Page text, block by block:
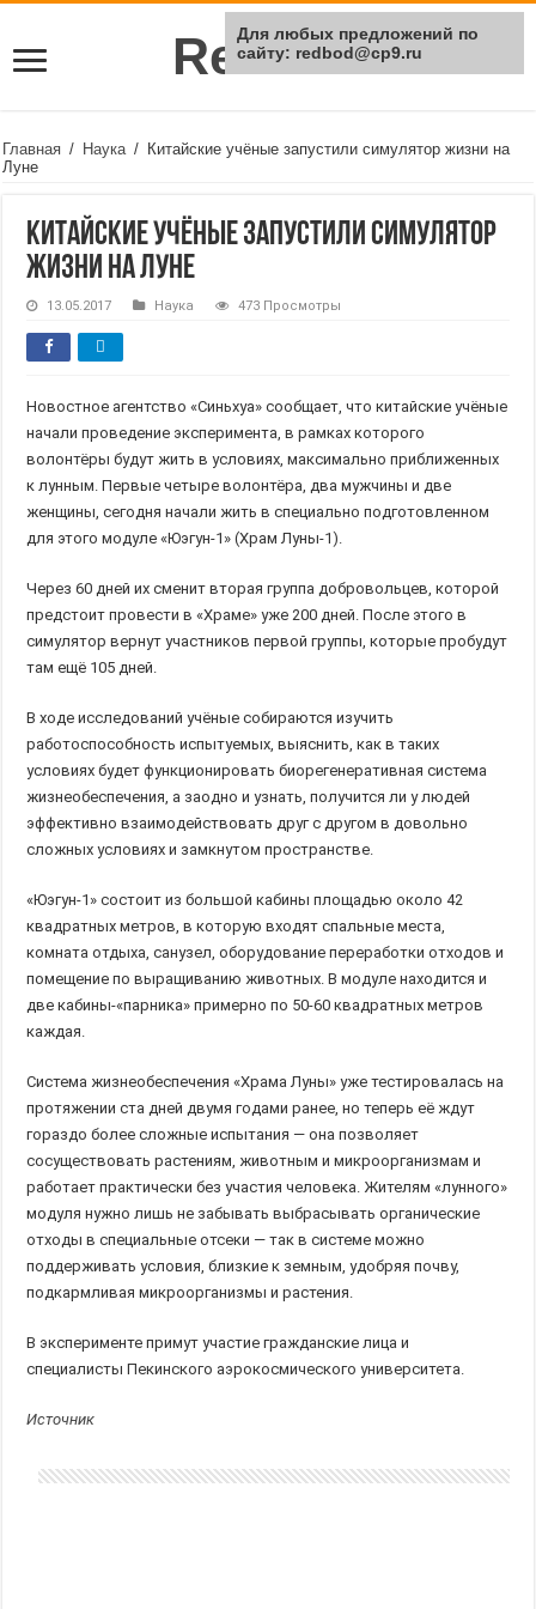
Rei Red
Главная / Наука / Китайские учёные запустили симулятор жизни на
Луне
Китайские учёные запустили симулятор
жизни на Луне
13.05.2017 Наука 473 Просмотры
Новостное агентство «Синьхуа» сообщает, что китайские учёные
начали проведение эксперимента, в рамках которого
волонтёры будут жить в условиях, максимально приближенных
к лунным. Первые четыре волонтёра, два мужчины и две
женщины, сегодня начали жить в специально подготовленном
для этого модуле «Юэгун-1» (Храм Луны-1).
Через 60 дней их сменит вторая группа добровольцев, которой
предстоит провести в «Храме» уже 200 дней. После этого в
симулятор вернут участников первой группы, которые пробудут
там ещё 105 дней.
В ходе исследований учёные собираются изучить
работоспособность испытуемых, выяснить, как в таких
условиях будет функционировать биорегенеративная система
жизнеобеспечения, а заодно и узнать, получится ли у людей
эффективно взаимодействовать друг с другом в довольно
сложных условиях и замкнутом пространстве.
«Юэгун-1» состоит из большой кабины площадью около 42
квадратных метров, в которую входят спальные места,
комната отдыха, санузел, оборудование переработки отходов и
помещение по выращиванию животных. В модуле находится и
две кабины-«парника» примерно по 50-60 квадратных метров
каждая.
Система жизнеобеспечения «Храма Луны» уже тестировалась на
протяжении ста дней двумя годами ранее, но теперь её ждут
гораздо более сложные испытания — она позволяет
сосуществовать растениям, животным и микроорганизмам и
работает практически без участия человека. Жителям «лунного»
модуля нужно лишь не забывать выбрасывать органические
отходы в специальные отсеки — так в системе можно
поддерживать условия, близкие к земным, удобряя почву,
подкармливая микроорганизмы и растения.
В эксперименте примут участие гражданские лица и
специалисты Пекинского аэрокосмического университета.
Источник
Для любых предложений по
сайту: redbod@cp9.ru